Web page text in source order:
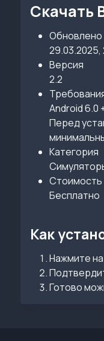
Скачать
Обновлено
29.03.2025,
Версия
2.2
Android 6.0
Перед
Категория
Стоимость
Бесплатно
Как
Нажмите на
Готово